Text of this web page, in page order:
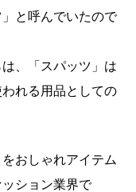
と呼んでいたので
、「スパッツ」は
れる用品としての
おしゃれアイテム
ション業界で